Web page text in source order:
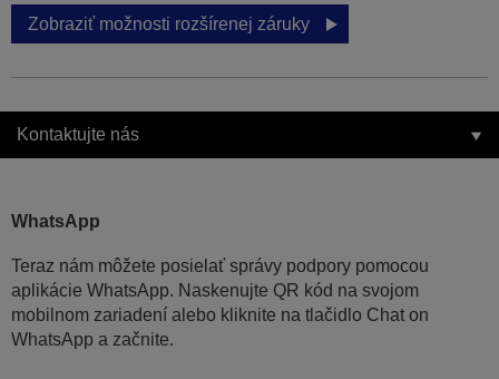
Zobraziť možnosti rozšírenej záruky
Kontaktujte nás
WhatsApp
Teraz nám môžete posielať správy podpory pomocou
aplikácie WhatsApp. Naskenujte QR kód na svojom
mobilnom zariadení alebo kliknite na tlačidlo Chat on
WhatsApp a začnite.